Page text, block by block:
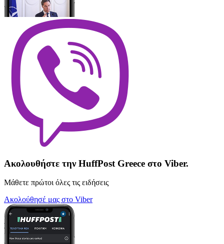
Ακολουθήστε την HuffPost Greece στο Viber.
Μάθετε πρώτοι όλες τις ειδήσεις
Ακολούθησέ μας στο Viber